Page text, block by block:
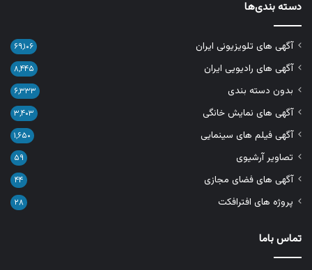
دسته بندی‌ها
آگهی های تلویزیونی ایران ۶۹,۱۰۶
آگهی های رادیویی ایران ۸,۴۴۵
بدون دسته بندی ۶,۳۳۳
آگهی های نمایش خانگی ۳,۴۰۳
آگهی فیلم های سینمایی ۱,۶۵۰
تصاویر آرشیوی ۵۹
آگهی های فضای مجازی ۴۴
پروژه های افترافکت ۲۸
تماس باما